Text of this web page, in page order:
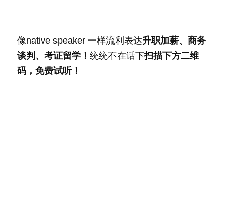
像native speaker 一样流利表达升职加薪、商务
谈判、考证留学！ 统统不在话下扫描下方二维
码，免费试听！